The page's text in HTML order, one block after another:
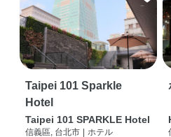
Taipei 101 Sparkle
Hotel
Taipei 101 SPARKLE Hotel
信義區, 台北市 ホテル